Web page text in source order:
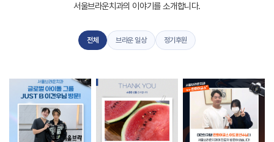
서울브라운치과의 이야기를 소개합니다.
전체 브라운 일상 정기후원